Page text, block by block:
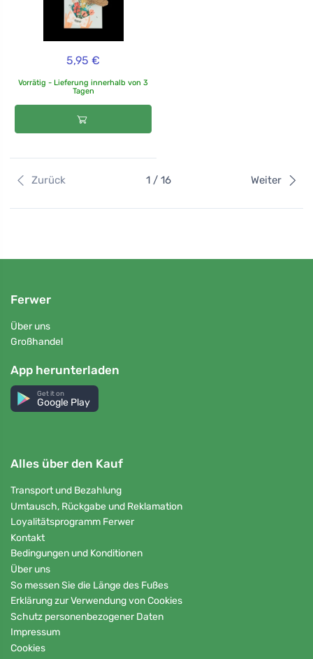
5,95 €
Vorrätig - Lieferung innerhalb von 3
Tagen
Zurück 1 / 16 Weiter
Ferwer
Über uns
Großhandel
App herunterladen
Get it on
Google Play
Alles über den Kauf
Transport und Bezahlung
Umtausch, Rückgabe und Reklamation
Loyalitätsprogramm Ferwer
Kontakt
Bedingungen und Konditionen
Über uns
So messen Sie die Länge des Fußes
Erklärung zur Verwendung von Cookies
Schutz personenbezogener Daten
Impressum
Cookies